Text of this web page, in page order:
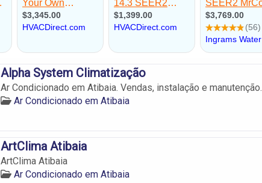
Alpha System Climatização
Ar Condicionado em Atibaia. Vendas, instalação e manutenção.
Ar Condicionado em Atibaia
ArtClima Atibaia
ArtClima Atibaia
Ar Condicionado em Atibaia